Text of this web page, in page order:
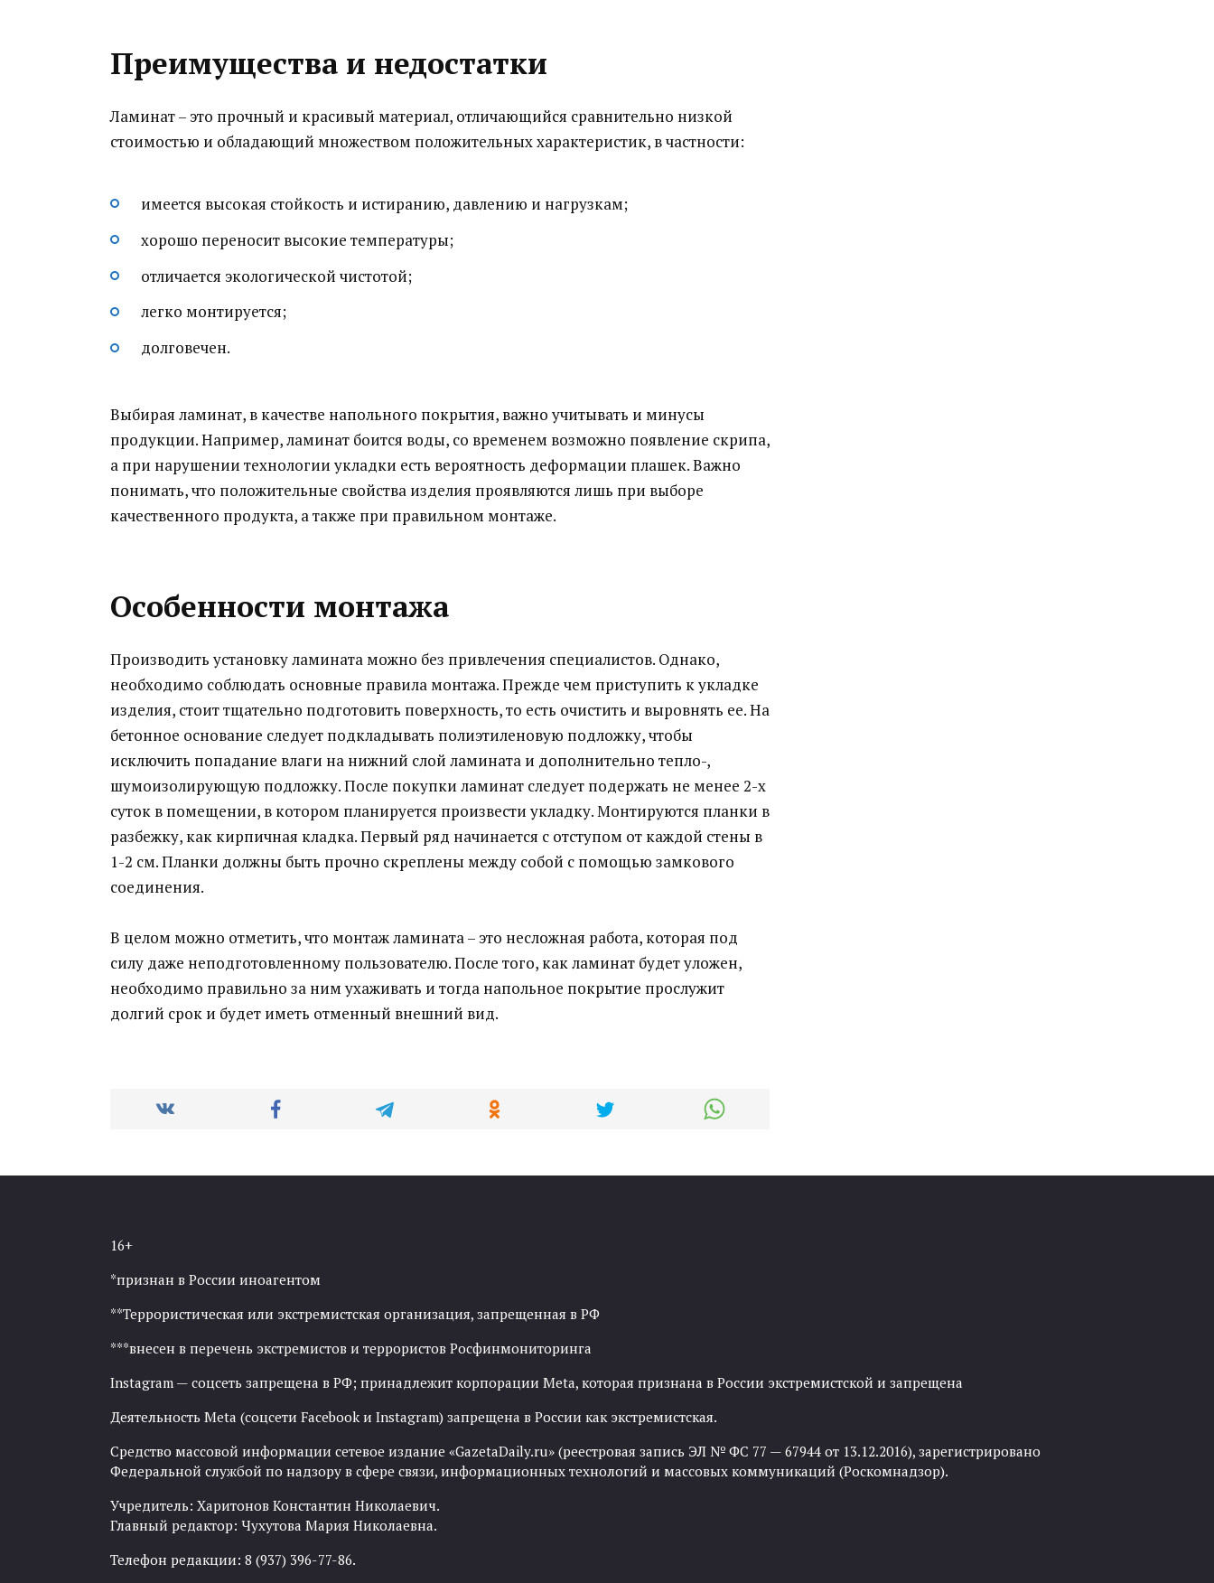
Преимущества и недостатки
Ламинат – это прочный и красивый материал, отличающийся сравнительно низкой
стоимостью и обладающий множеством положительных характеристик, в частности:
имеется высокая стойкость и истиранию, давлению и нагрузкам;
хорошо переносит высокие температуры;
отличается экологической чистотой;
легко монтируется;
долговечен.
Выбирая ламинат, в качестве напольного покрытия, важно учитывать и минусы
продукции. Например, ламинат боится воды, со временем возможно появление скрипа,
а при нарушении технологии укладки есть вероятность деформации плашек. Важно
понимать, что положительные свойства изделия проявляются лишь при выборе
качественного продукта, а также при правильном монтаже.
Особенности монтажа
Производить установку ламината можно без привлечения специалистов. Однако,
необходимо соблюдать основные правила монтажа. Прежде чем приступить к укладке
изделия, стоит тщательно подготовить поверхность, то есть очистить и выровнять ее. На
бетонное основание следует подкладывать полиэтиленовую подложку, чтобы
исключить попадание влаги на нижний слой ламината и дополнительно тепло-,
шумоизолирующую подложку. После покупки ламинат следует подержать не менее 2-х
суток в помещении, в котором планируется произвести укладку. Монтируются планки в
разбежку, как кирпичная кладка. Первый ряд начинается с отступом от каждой стены в
1-2 см. Планки должны быть прочно скреплены между собой с помощью замкового
соединения.
В целом можно отметить, что монтаж ламината – это несложная работа, которая под
силу даже неподготовленному пользователю. После того, как ламинат будет уложен,
необходимо правильно за ним ухаживать и тогда напольное покрытие прослужит
долгий срок и будет иметь отменный внешний вид.
16+
*признан в России иноагентом
**Террористическая или экстремистская организация, запрещенная в РФ
***внесен в перечень экстремистов и террористов Росфинмониторинга
Instagram — соцсеть запрещена в РФ; принадлежит корпорации Meta, которая признана в России экстремистской и запрещена
Деятельность Meta (соцсети Facebook и Instagram) запрещена в России как экстремистская.
Средство массовой информации сетевое издание «GazetaDaily.ru» (реестровая запись ЭЛ № ФС 77 — 67944 от 13.12.2016), зарегистрировано
Федеральной службой по надзору в сфере связи, информационных технологий и массовых коммуникаций (Роскомнадзор).
Учредитель: Харитонов Константин Николаевич.
Главный редактор: Чухутова Мария Николаевна.
Телефон редакции: 8 (937) 396-77-86.